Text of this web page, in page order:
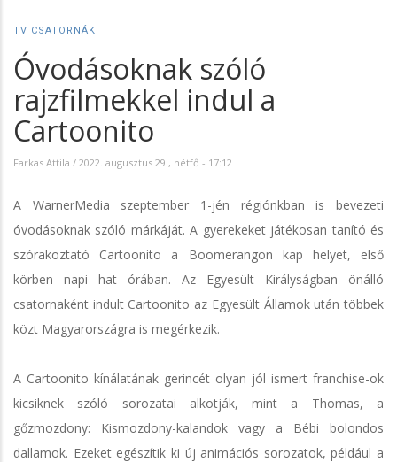
TV CSATORNÁK
Óvodásoknak szóló
rajzfilmekkel indul a
Cartoonito
Farkas Attila / 2022. augusztus 29., hétfő - 17:12
A WarnerMedia szeptember 1-jén régiónkban is bevezeti
óvodásoknak szóló márkáját. A gyerekeket játékosan tanító és
szórakoztató Cartoonito a Boomerangon kap helyet, első
körben napi hat órában. Az Egyesült Királyságban önálló
csatornaként indult Cartoonito az Egyesült Államok után többek
közt Magyarországra is megérkezik.
A Cartoonito kínálatának gerincét olyan jól ismert franchise-ok
kicsiknek szóló sorozatai alkotják, mint a Thomas, a
gőzmozdony: Kismozdony-kalandok vagy a Bébi bolondos
dallamok. Ezeket egészítik ki új animációs sorozatok, például a